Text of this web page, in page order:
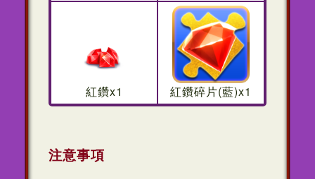
紅鑽x1 紅鑽碎片(藍)x1
注意事項